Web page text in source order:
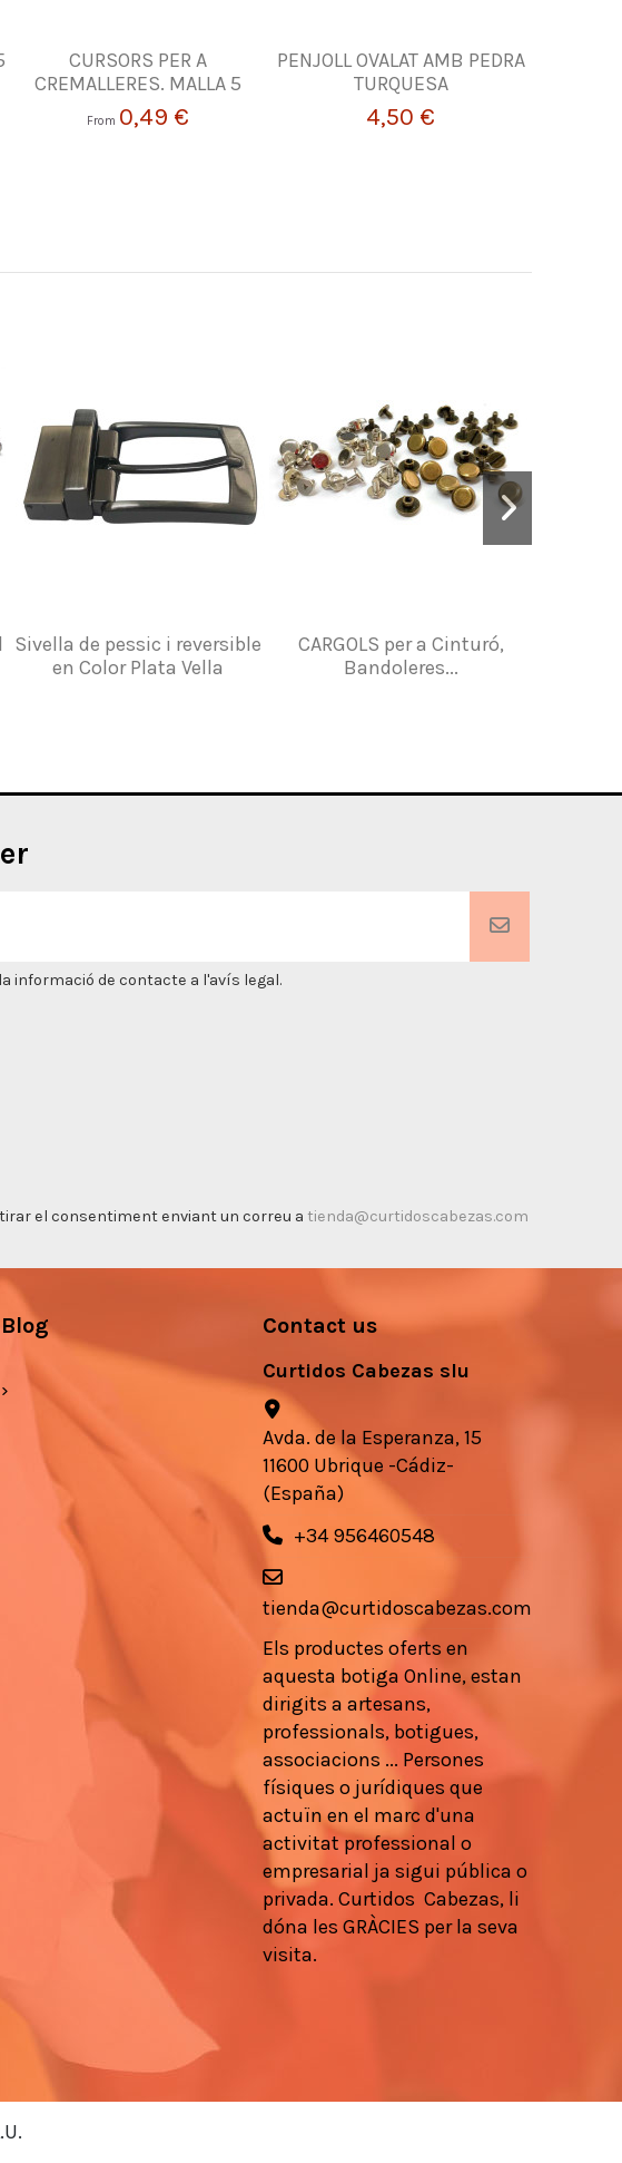
CURSORS PER A
CREMALLERES. MALLA 5
From 0,49 €
PENJOLL OVALAT AMB PEDRA
TURQUESA
4,50 €
Sivella de pessic i reversible
en Color Plata Vella
CARGOLS per a Cinturó,
Bandoleres...
informació de contacte a l'avís legal.
el consentiment enviant un correu a tienda@curtidoscabezas.com
Blog Contact us
Curtidos Cabezas slu
Avda. de la Esperanza, 15
11600 Ubrique -Cádiz-
(España)
+34 956460548
tienda@curtidoscabezas.com
Els productes oferts en
aquesta botiga Online,estan
dirigits a artesans,
professionals, botigues,
associacions ... Persones
físiques o jurídiques que
actuïn en el marc d'una
activitat professional o
empresarial ja sigui pública o
privada. Curtidos Cabezas, li
dóna les GRÀCIES per la seva
visita.